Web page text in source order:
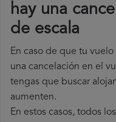
hay una
de escala
En caso de que tu
una cancelación en el
tengas que buscar
aumenten.
En estos casos, todos